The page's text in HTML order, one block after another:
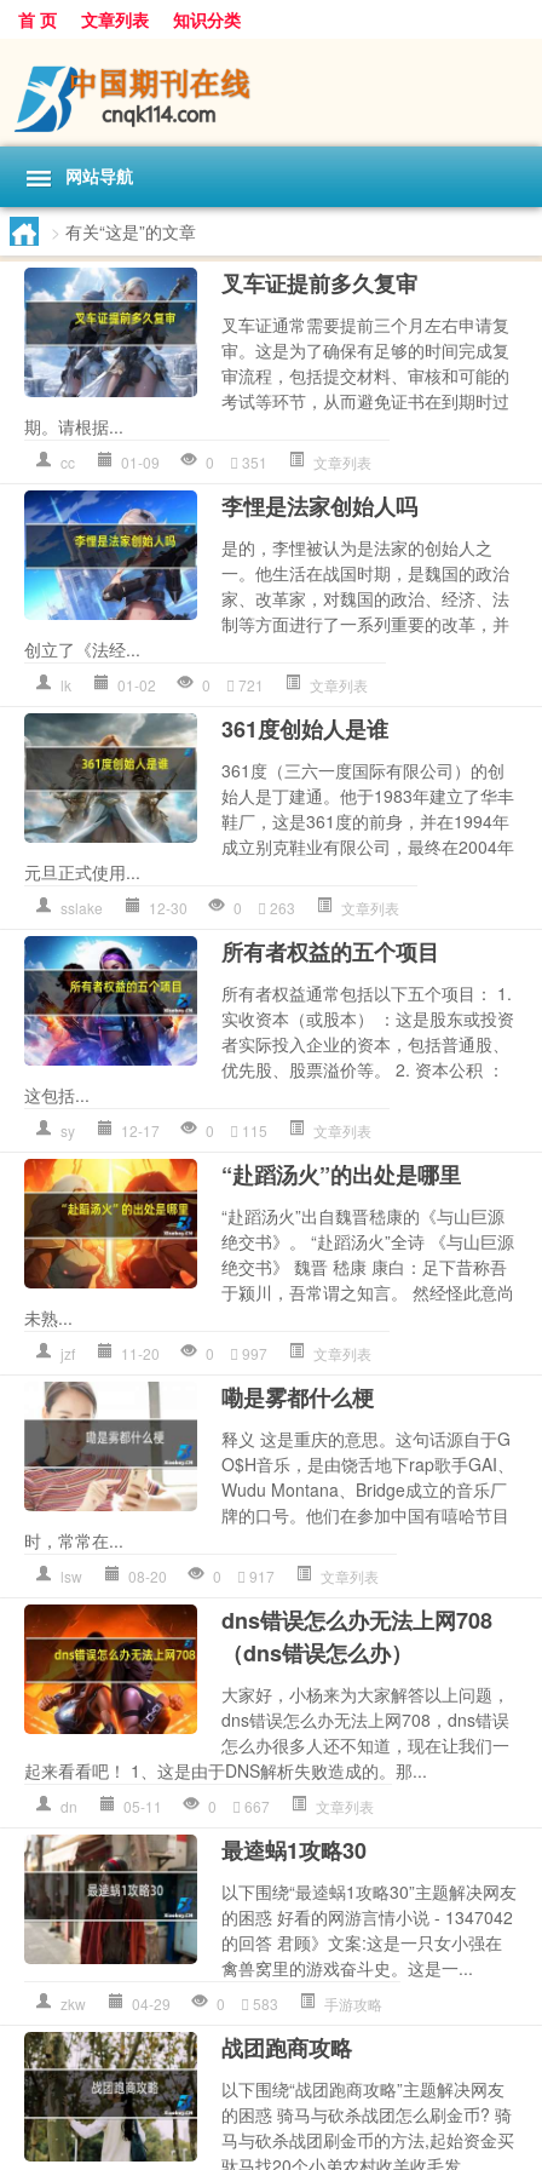
首 页 文章列表 知识分类
网站导航
> 有关“这是”的文章
叉车证提前多久复审
叉车证通常需要提前三个月左右申请复
审。这是为了确保有足够的时间完成复
审流程，包括提交材料、审核和可能的
考试等环节，从而避免证书在到期时过
期。请根据...
cc 01-09 0 351 文章列表
李悝是法家创始人吗
是的，李悝被认为是法家的创始人之
一。他生活在战国时期，是魏国的政治
家、改革家，对魏国的政治、经济、法
制等方面进行了一系列重要的改革，并
创立了《法经...
lk 01-02 0 721 文章列表
361度创始人是谁
361度（三六一度国际有限公司）的创
始人是丁建通。他于1983年建立了华丰
鞋厂，这是361度的前身，并在1994年
成立别克鞋业有限公司，最终在2004年
元旦正式使用...
sslake 12-30 0 263 文章列表
所有者权益的五个项目
所有者权益通常包括以下五个项目： 1.
实收资本（或股本） ：这是股东或投资
者实际投入企业的资本，包括普通股、
优先股、股票溢价等。 2. 资本公积 ：
这包括...
sy 12-17 0 115 文章列表
“赴蹈汤火”的出处是哪里
“赴蹈汤火”出自魏晋嵇康的《与山巨源
绝交书》。 “赴蹈汤火”全诗 《与山巨源
绝交书》 魏晋 嵇康 康白：足下昔称吾
于颍川，吾常谓之知言。 然经怪此意尚
未熟...
jzf 11-20 0 997 文章列表
嘞是雾都什么梗
释义 这是重庆的意思。这句话源自于G
O$H音乐，是由饶舌地下rap歌手GAI、
Wudu Montana、Bridge成立的音乐厂
牌的口号。他们在参加中国有嘻哈节目
时，常常在...
lsw 08-20 0 917 文章列表
dns错误怎么办无法上网708
（dns错误怎么办）
大家好，小杨来为大家解答以上问题，
dns错误怎么办无法上网708，dns错误
怎么办很多人还不知道，现在让我们一
起来看看吧！ 1、这是由于DNS解析失败造成的。那...
dn 05-11 0 667 文章列表
最逵蜗1攻略30
以下围绕“最逵蜗1攻略30”主题解决网友
的困惑 好看的网游言情小说 - 1347042
的回答 君顾》文案:这是一只女小强在
禽兽窝里的游戏奋斗史。这是一...
zkw 04-29 0 583 手游攻略
战团跑商攻略
以下围绕“战团跑商攻略”主题解决网友
的困惑 骑马与砍杀战团怎么刷金币? 骑
马与砍杀战团刷金币的方法,起始资金买
驮马找20个小弟农村收羊收毛发...